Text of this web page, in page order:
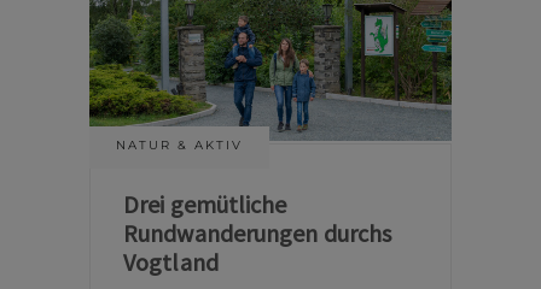
NATUR & AKTIV
Drei gemütliche
Rundwanderungen durchs
Vogtland